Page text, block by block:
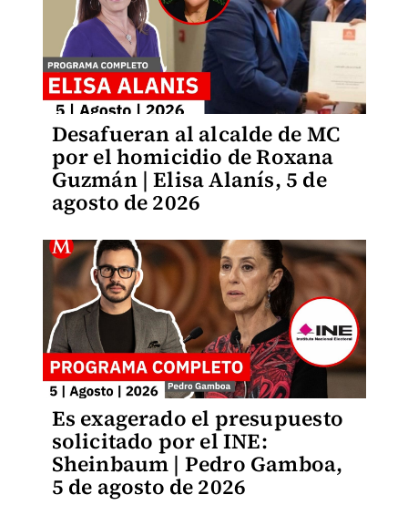
Desafueran al alcalde de MC
por el homicidio de Roxana
Guzmán | Elisa Alanís, 5 de
agosto de 2026
Es exagerado el presupuesto
solicitado por el INE:
Sheinbaum | Pedro Gamboa,
5 de agosto de 2026